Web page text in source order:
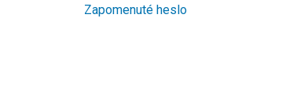
Zapomenuté heslo